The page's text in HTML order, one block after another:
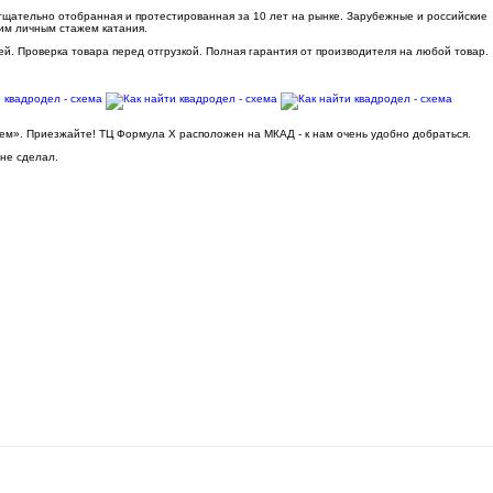
отобранная и протестированная за 10 лет на рынке. Зарубежные и российские
личным стажем катания.
товара перед отгрузкой. Полная гарантия от производителя на любой товар.
Приезжайте! ТЦ Формула Х расположен на МКАД - к нам очень удобно добраться.
сделал.